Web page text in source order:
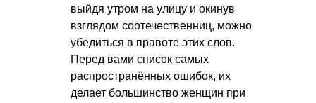
выйдя утром на улицу и окинув
взглядом соотечественниц, можно
убедиться в правоте этих слов.
Перед вами список самых
распространённых ошибок, их
делает большинство женщин при